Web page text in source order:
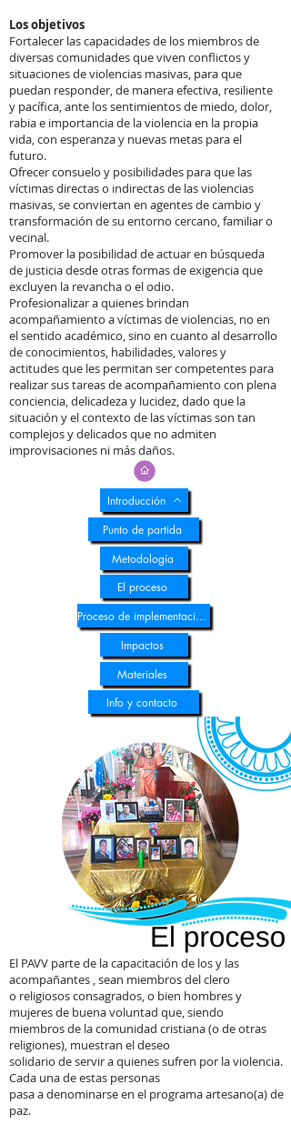
Los objetivos
Fortalecer las capacidades de los miembros de
diversas comunidades que viven conflictos y
situaciones de violencias masivas, para que
puedan responder, de manera efectiva, resiliente
y pacífica, ante los sentimientos de miedo, dolor,
rabia e importancia de la violencia en la propia
vida, con esperanza y nuevas metas para el
futuro.
Ofrecer consuelo y posibilidades para que las
víctimas directas o indirectas de las violencias
masivas, se conviertan en agentes de cambio y
transformación de su entorno cercano, familiar o
vecinal.
Promover la posibilidad de actuar en búsqueda
de justicia desde otras formas de exigencia que
excluyen la revancha o el odio.
Profesionalizar a quienes brindan
acompañamiento a víctimas de violencias, no en
el sentido académico, sino en cuanto al desarrollo
de conocimientos, habilidades, valores y
actitudes que les permitan ser competentes para
realizar sus tareas de acompañamiento con plena
conciencia, delicadeza y lucidez, dado que la
situación y el contexto de las víctimas son tan
complejos y delicados que no admiten
improvisaciones ni más daños.
Introducción
Punto de partida
Metodología
El proceso
Proceso de implementación
Impactos
Materiales
Info y contacto
El PAVV parte de la capacitación de los y las
acompañantes , sean miembros del clero
o religiosos consagrados, o bien hombres y
mujeres de buena voluntad que, siendo
miembros de la comunidad cristiana (o de otras
religiones), muestran el deseo
solidario de servir a quienes sufren por la violencia.
Cada una de estas personas
pasa a denominarse en el programa artesano(a) de
paz.